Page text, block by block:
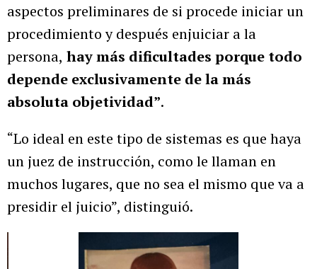
aspectos preliminares de si procede iniciar un
procedimiento y después enjuiciar a la
persona, hay más dificultades porque todo
depende exclusivamente de la más
absoluta objetividad”.
“Lo ideal en este tipo de sistemas es que haya
un juez de instrucción, como le llaman en
muchos lugares, que no sea el mismo que va a
presidir el juicio”, distinguió.